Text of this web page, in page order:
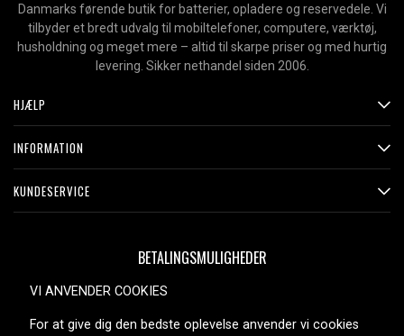
Danmarks førende butik for batterier, opladere og reservedele. Vi
tilbyder et bredt udvalg til mobiltelefoner, computere, værktøj,
husholdning og meget mere – altid til skarpe priser og med hurtig
levering. Sikker nethandel siden 2006.
HJÆLP
INFORMATION
KUNDESERVICE
BETALINGSMULIGHEDER
VI ANVENDER COOKIES
For at give dig den bedste oplevelse anvender vi cookies